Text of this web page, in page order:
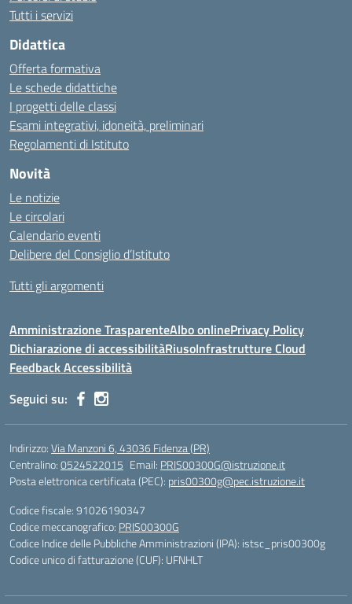
Tutti i servizi
Didattica
Offerta formativa
Le schede didattiche
I progetti delle classi
Esami integrativi, idoneità, preliminari
Regolamenti di Istituto
Novità
Le notizie
Le circolari
Calendario eventi
Delibere del Consiglio d’Istituto
Tutti gli argomenti
Amministrazione TrasparenteAlbo onlinePrivacy Policy
Dichiarazione di accessibilitàRiusoInfrastrutture Cloud
Feedback Accessibilità
Seguici su:
Indirizzo:Via Manzoni 6, 43036 Fidenza (PR)
Centralino:0524522015 Email: PRIS00300G@istruzione.it
Posta elettronica certificata (PEC): pris00300g@pec.istruzione.it
Codice fiscale: 91026190347
Codice meccanografico: PRIS00300G
Codice Indice delle Pubbliche Amministrazioni (IPA): istsc_pris00300g
Codice unico di fatturazione (CUF): UFNHLT